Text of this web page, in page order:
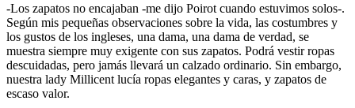
-Los zapatos no encajaban -me dijo Poirot cuando estuvimos solos-.
Según mis pequeñas observaciones sobre la vida, las costumbres y
los gustos de los ingleses, una dama, una dama de verdad, se
muestra siempre muy exigente con sus zapatos. Podrá vestir ropas
descuidadas, pero jamás llevará un calzado ordinario. Sin embargo,
nuestra lady Millicent lucía ropas elegantes y caras, y zapatos de
escaso valor.